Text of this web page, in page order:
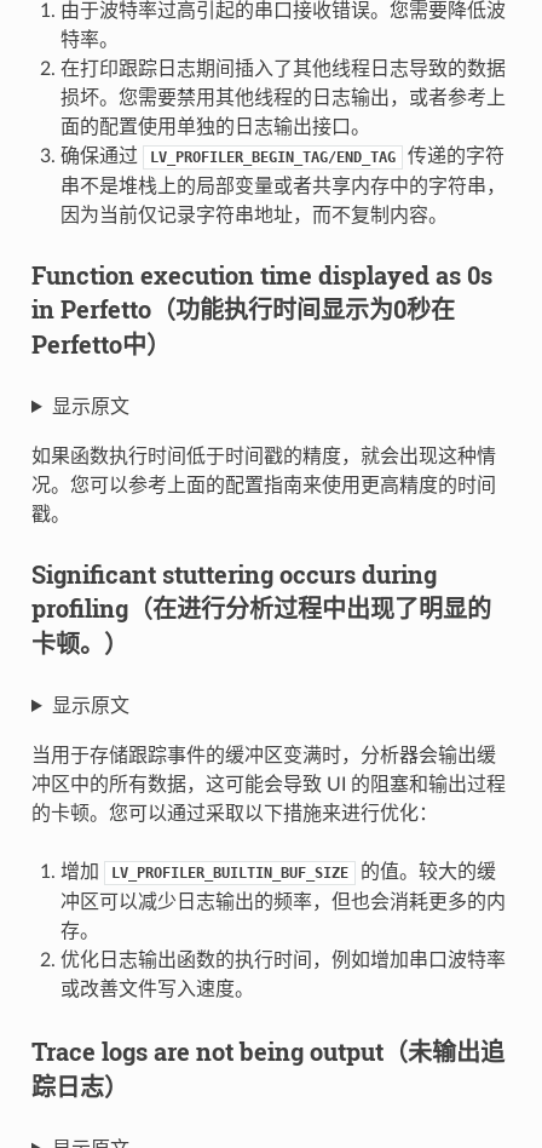
由于波特率过高引起的串口接收错误。您需要降低波
特率。
在打印跟踪日志期间插入了其他线程日志导致的数据
损坏。您需要禁用其他线程的日志输出，或者参考上
面的配置使用单独的日志输出接口。
确保通过
LV_PROFILER_BEGIN_TAG/END_TAG
传递的字符
串不是堆栈上的局部变量或者共享内存中的字符串，
因为当前仅记录字符串地址，而不复制内容。
Function execution time displayed as 0s
in Perfetto（功能执行时间显示为0秒在
Perfetto中）
显示原文
如果函数执行时间低于时间戳的精度，就会出现这种情
况。您可以参考上面的配置指南来使用更高精度的时间
戳。
Significant stuttering occurs during
profiling（在进行分析过程中出现了明显的
卡顿。）
显示原文
当用于存储跟踪事件的缓冲区变满时，分析器会输出缓
冲区中的所有数据，这可能会导致 UI 的阻塞和输出过程
的卡顿。您可以通过采取以下措施来进行优化：
增加 LV_PROFILER_BUILTIN_BUF_SIZE
的值。较大的缓
冲区可以减少日志输出的频率，但也会消耗更多的内
存。
优化日志输出函数的执行时间，例如增加串口波特率
或改善文件写入速度。
Trace logs are not being output（未输出追
踪日志）